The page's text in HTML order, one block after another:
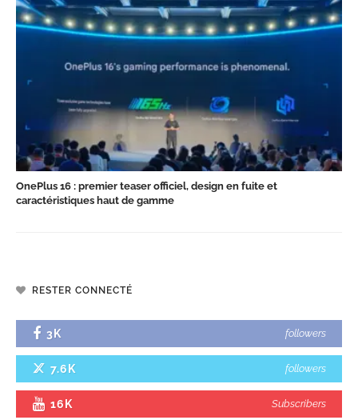
OnePlus 16 : premier teaser officiel, design en fuite et
caractéristiques haut de gamme
RESTER CONNECTÉ
3K followers
7.6K followers
16K Subscribers